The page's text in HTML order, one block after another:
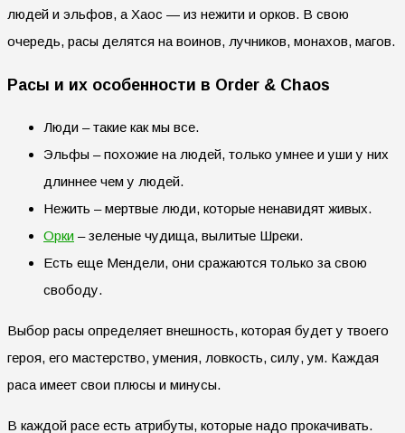
людей и эльфов, а Хаос — из нежити и орков. В свою
очередь, расы делятся на воинов, лучников, монахов, магов.
Расы и их особенности в Order & Chaos
Люди – такие как мы все.
Эльфы – похожие на людей, только умнее и уши у них
длиннее чем у людей.
Нежить – мертвые люди, которые ненавидят живых.
Орки – зеленые чудища, вылитые Шреки.
Есть еще Мендели, они сражаются только за свою
свободу.
Выбор расы определяет внешность, которая будет у твоего
героя, его мастерство, умения, ловкость, силу, ум. Каждая
раса имеет свои плюсы и минусы.
В каждой расе есть атрибуты, которые надо прокачивать.